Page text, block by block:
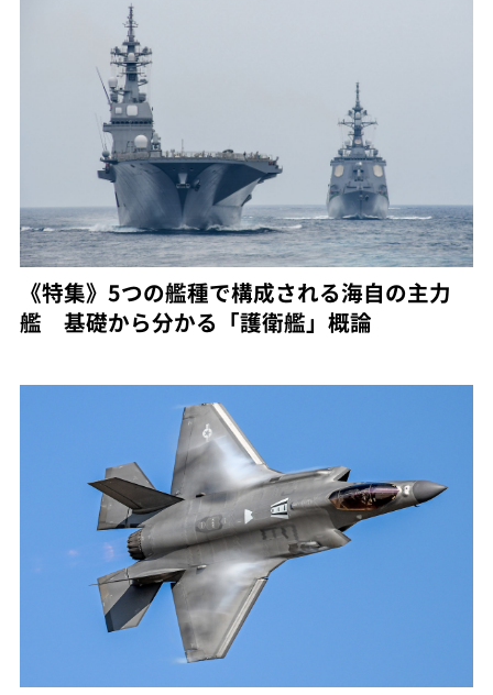
《特集》5つの艦種で構成される海自の主力
艦 基礎から分かる「護衛艦」概論